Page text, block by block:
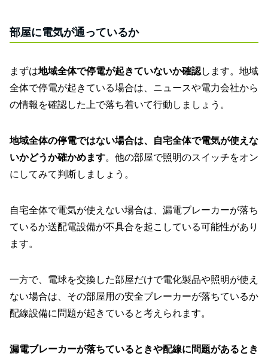
部屋に電気が通っているか
まずは地域全体で停電が起きていないか確認します。地域
全体で停電が起きている場合は、ニュースや電力会社から
の情報を確認した上で落ち着いて行動しましょう。
地域全体の停電ではない場合は、自宅全体で電気が使えな
いかどうか確かめます。他の部屋で照明のスイッチをオン
にしてみて判断しましょう。
自宅全体で電気が使えない場合は、漏電ブレーカーが落ち
ているか送配電設備が不具合を起こしている可能性があり
ます。
一方で、電球を交換した部屋だけで電化製品や照明が使え
ない場合は、その部屋用の安全ブレーカーが落ちているか
配線設備に問題が起きていると考えられます。
漏電ブレーカーが落ちているときや配線に問題があるとき